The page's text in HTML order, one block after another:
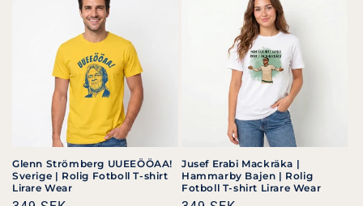
Glenn Strömberg UUEEÖÖAA!
Sverige | Rolig Fotboll T-shirt
Lirare Wear
Jusef Erabi Mackräka |
Hammarby Bajen | Rolig
Fotboll T-shirt Lirare Wear